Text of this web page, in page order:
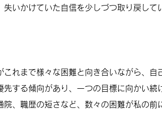
いかけていた自信を少しづつ取り戻し
れまで様々な困難と向き合いながら、自
する傾向があり、一つの目標に向かい
、職歴の短さなど、数々の困難が私の前